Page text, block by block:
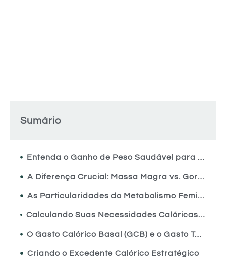
Sumário
Entenda o Ganho de Peso Saudável para Mulheres
A Diferença Crucial: Massa Magra vs. Gordura
As Particularidades do Metabolismo Feminino
Calculando Suas Necessidades Calóricas para Ganhar Peso
O Gasto Calórico Basal (GCB) e o Gasto Total (GCT)
Criando o Excedente Calórico Estratégico